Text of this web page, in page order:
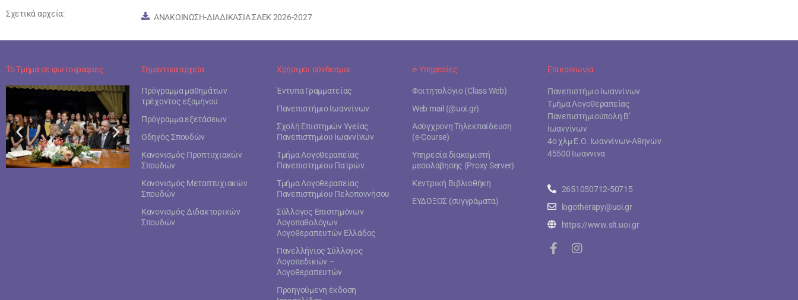
Σχετικά αρχεία: ΑΝΑΚΟΙΝΩΣΗ-ΔΙΑΔΙΚΑΣΙΑ ΣΑΕΚ 2026-2027
Το Τμήμα σε φωτογραφίες Σημαντικά αρχεία
Πρόγραμμα μαθημάτων
τρέχοντος εξαμήνου
Πρόγραμμα εξετάσεων
Οδηγός Σπουδών
Κανονισμός Προπτυχιακών
Σπουδών
Κανονισμός Μεταπτυχιακών
Σπουδών
Κανονισμός Διδακτορικών
Σπουδών
Χρήσιμοι σύνδεσμοι
Έντυπα Γραμματείας
Πανεπιστήμιο Ιωαννίνων
Σχολή Επιστημών Υγείας
Πανεπιστημίου Ιωαννίνων
Τμήμα Λογοθεραπείας
Πανεπιστημίου Πατρών
Τμήμα Λογοθεραπείας
Πανεπιστημίου Πελοποννήσου
Σύλλογος Επιστημόνων
Λογοπαθολόγων
Λογοθεραπευτών Ελλάδος
Πανελλήνιος Σύλλογος
Λογοπεδικών –
Λογοθεραπευτών
Προηγούμενη έκδοση
e- Υπηρεσίες
Φοιτητολόγιο (Class Web)
Web mail (@uoi.gr)
Ασύγχρονη Τηλεκπαίδευση
(e-Course)
Υπηρεσία διακομιστή
μεσολάβησης (Proxy Server)
Κεντρική Βιβλιοθήκη
ΕΥΔΟΞΟΣ (συγγράματα)
Επικοινωνία
Πανεπιστήμιο Ιωαννίνων
Τμήμα Λογοθεραπείας
Πανεπιστημιούπολη Β’
Ιωαννίνων
4ο χλμ Ε.Ο. Ιωαννίνων-Αθηνών
45500 Ιωάννινα
2651050712-50715
logotherapy@uoi.gr
https://www.slt.uoi.gr